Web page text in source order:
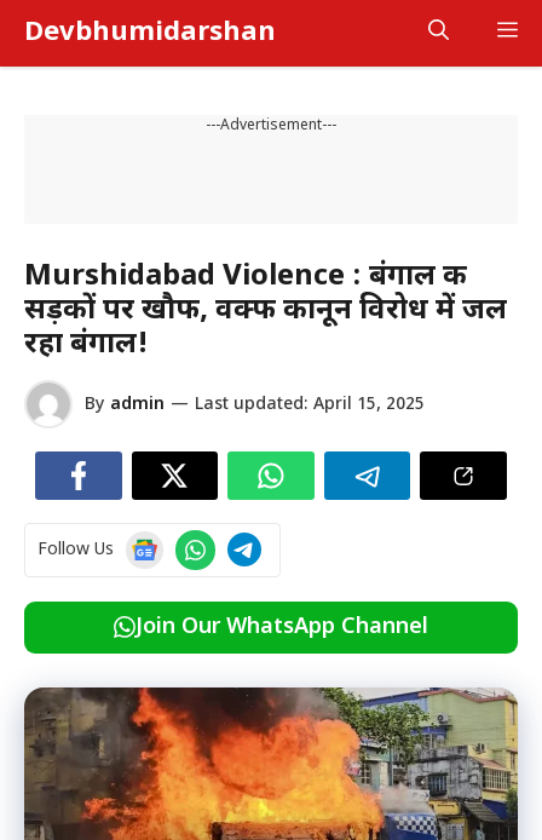
content
Devbhumidarshan
---Advertisement---
Murshidabad Violence : बंगाल की
सड़कों पर खौफ, वक्फ कानून विरोध में जल
रहा बंगाल!
By admin — Last updated: April 15, 2025
Follow Us
Join Our WhatsApp Channel